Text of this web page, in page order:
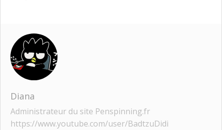
Diana
Administrateur du site Penspinning.fr
https://www.youtube.com/user/BadtzuDidi